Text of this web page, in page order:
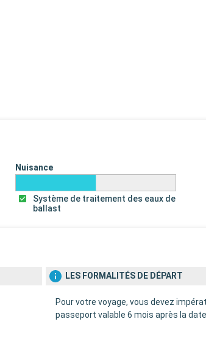
Nuisance
Système de traitement des eaux de
ballast
LES FORMALITÉS DE DÉPART
Pour votre voyage, vous devez
passeport valable 6 mois après la